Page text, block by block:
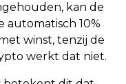
kan de
automatisch 10%
winst, tenzij de
werkt dat niet.